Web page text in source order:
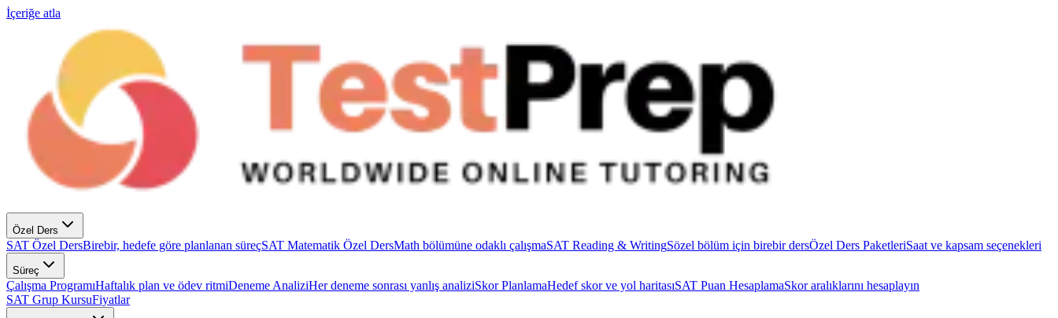
İçeriğe atla
Özel Ders
SAT Özel DersBirebir, hedefe göre planlanan süreçSAT Matematik Özel DersMath bölümüne odaklı çalışmaSAT Reading & WritingSözel bölüm için birebir dersÖzel Ders PaketleriSaat ve kapsam seçenekleri
Süreç
Çalışma ProgramıHaftalık plan ve ödev ritmiDeneme AnaliziHer deneme sonrası yanlış analiziSkor PlanlamaHedef skor ve yol haritasıSAT Puan HesaplamaSkor aralıklarını hesaplayın
SAT Grup KursuFiyatlar